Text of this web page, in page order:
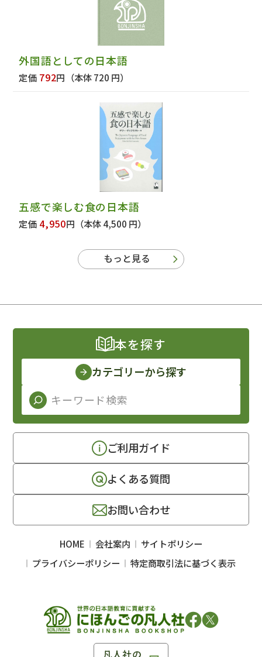
外国語としての日本語
定価 792円 （本体 720 円）
五感で楽しむ食の日本語
定価 4,950円 （本体 4,500 円）
もっと見る
本を探す
カテゴリーから探す
ご利用ガイド
よくある質問
お問い合わせ
HOME 会社案内
サイトポリシー
プライバシーポリシー
特定商取引法に基づく表示